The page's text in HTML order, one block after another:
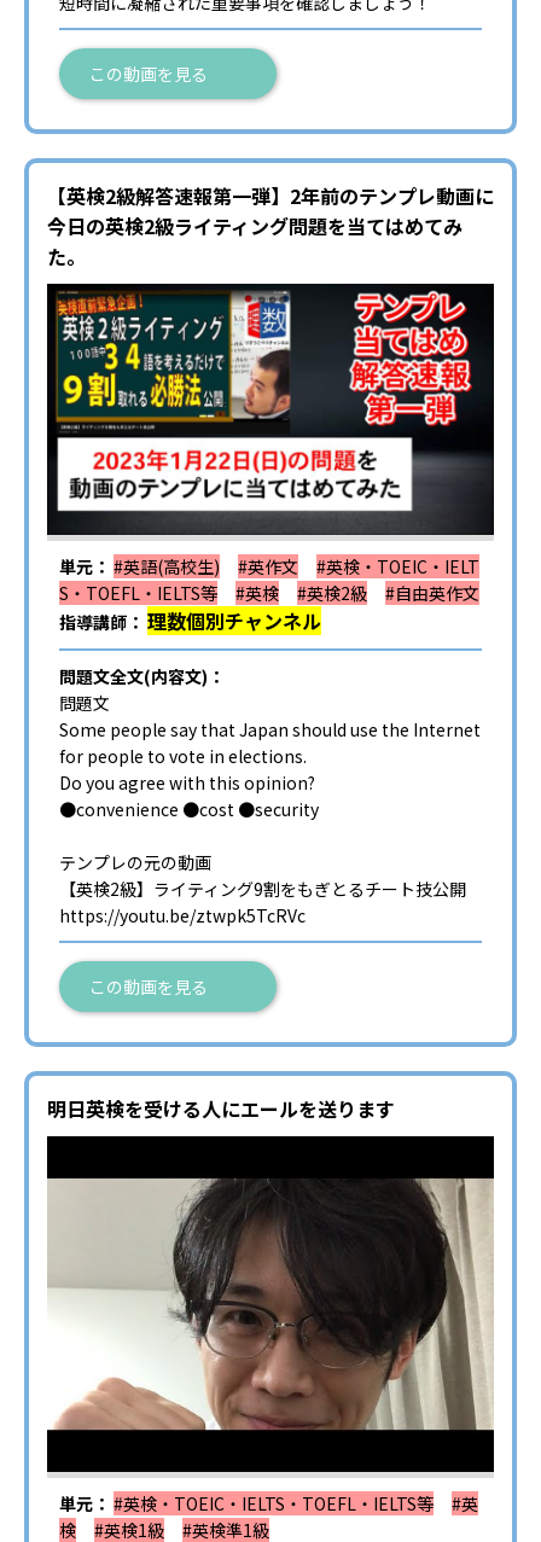
この動画を見る
【英検2級解答速報第一弾】2年前のテンプレ動画に
今日の英検2級ライティング問題を当てはめてみ
た。
単元： #英語(高校生) #英作文
#英検・TOEIC・IELT
S・TOEFL・IELTS等
#英検 #英検2級
#自由英作文
指導講師： 理数個別チャンネル
問題文全文(内容文)：
問題文
Some people say that Japan should use the Internet
for people to vote in elections.
Do you agree with this opinion?
●convenience ●cost ●security
テンプレの元の動画
【英検2級】ライティング9割をもぎとるチート技公開
https://youtu.be/ztwpk5TcRVc
この動画を見る
明日英検を受ける人にエールを送ります
単元： #英検・TOEIC・IELTS・TOEFL・IELTS等
#英
検
#英検1級
#英検準1級